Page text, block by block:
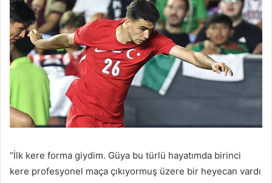
“İlk kere forma giydim. Güya bu türlü hayatımda birinci
kere profesyonel maça çıkıyormuş üzere bir heyecan vardı